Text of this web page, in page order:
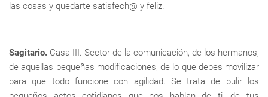
las cosas y quedarte satisfech@ y feliz.
Sagitario. Casa III. Sector de la comunicación, de los hermanos,
de aquellas pequeñas modificaciones, de lo que debes movilizar
para que todo funcione con agilidad. Se trata de pulir los